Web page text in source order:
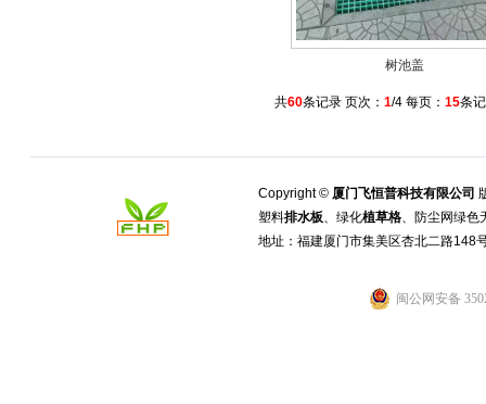
树池盖
共60条记录 页次： 1/4 每页： 15条
Copyright © 厦门飞恒普科技有限公司
塑料排水板、绿化植草格、防尘网绿色
地址：福建厦门市集美区杏北二路148
闽公网安备